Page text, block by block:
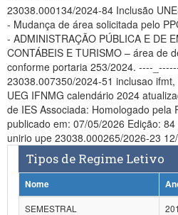
Secretaria-Geral
Secretaria de Governo
Advocacia-Geral da União
Banco Central do Brasil
Planalto
23038.000134/2024-84 Inclusão
- Mudança de área solicitada pelo
- ADMINISTRAÇÃO PÚBLICA E DE
CONTÁBEIS E TURISMO – área de
conforme portaria 253/2024. ----
23038.007350/2024-51 inclusao
UEG IFNMG calendário 2024 atualização abril 2025 ---- Inclusão
de IES Associada: Homologado pela
publicado em: 07/05/2026 Edição:
unirio upe 23038.000265/2026-23
Tipos de Regime Letivo
Nome
SEMESTRAL